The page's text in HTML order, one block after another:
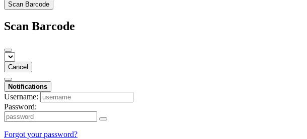
Scan Barcode
Scan Barcode
Cancel
Notifications
Username:
Password:
Forgot your password?